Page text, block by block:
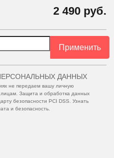
2 490 руб.
Применить
ДАННЫХ
не передаем вашу личную
Защита и обработка данных
безопасности PCI DSS. Узнать
и безопасность.